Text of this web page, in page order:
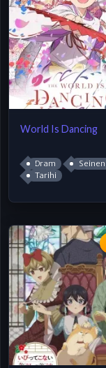
World Is Dancing
Dram
Seinen
Tarihi